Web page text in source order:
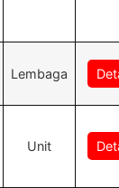
Lembaga
Unit